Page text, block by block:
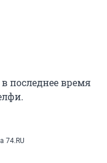
последнее время
74.RU